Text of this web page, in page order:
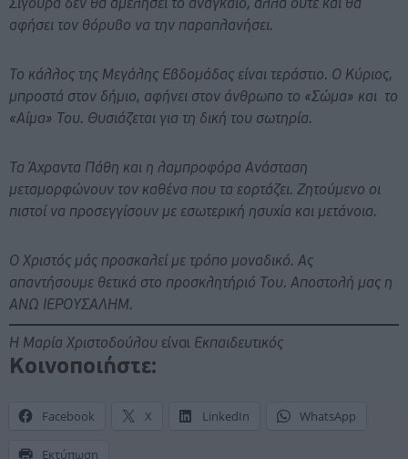
Σίγουρα δεν θα αμελήσει το αναγκαίο, αλλά ούτε και θα
αφήσει τον θόρυβο να την παραπλανήσει.
Το κάλλος της Μεγάλης Εβδομάδας είναι τεράστιο. Ο Κύριος,
μπροστά στον δήμιο, αφήνει στον άνθρωπο το «Σώμα» και το
«Αίμα» Του. Θυσιάζεται για τη δική του σωτηρία.
Τα Άχραντα Πάθη και η λαμπροφόρα Ανάσταση
μεταμορφώνουν τον καθένα που τα εορτάζει. Ζητούμενο οι
πιστοί να προσεγγίσουν με εσωτερική ησυχία και μετάνοια.
Ο Χριστός μάς προσκαλεί με τρόπο μοναδικό. Ας
απαντήσουμε θετικά στο προσκλητήριό Του. Αποστολή μας η
ΑΝΩ ΙΕΡΟΥΣΑΛΗΜ.
H Μαρία Χριστοδούλου είναι Εκπαιδευτικός
Κοινοποιήστε:
Facebook X LinkedIn WhatsApp
Εκτύπωση